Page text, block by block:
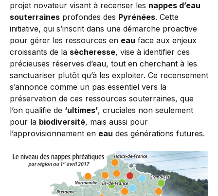
projet novateur visant à recenser les nappes d’eau
souterraines profondes des Pyrénées. Cette
initiative, qui s’inscrit dans une démarche proactive
pour gérer les ressources en eau face aux enjeux
croissants de la sècheresse, vise à identifier ces
précieuses réserves d’eau, tout en cherchant à les
sanctuariser plutôt qu’à les exploiter. Ce recensement
s’annonce comme un pas essentiel vers la
préservation de ces ressources souterraines, que
l’on qualifie de ‘ultimes’, cruciales non seulement
pour la biodiversité, mais aussi pour
l’approvisionnement en eau des générations futures.